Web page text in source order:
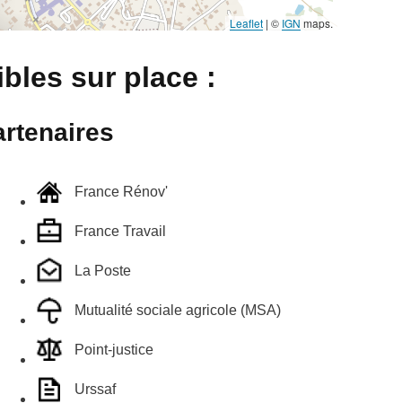
Leaflet | © IGN maps.
sur place :
France Rénov'
France Travail
La Poste
Mutualité sociale agricole (MSA)
Point-justice
Urssaf